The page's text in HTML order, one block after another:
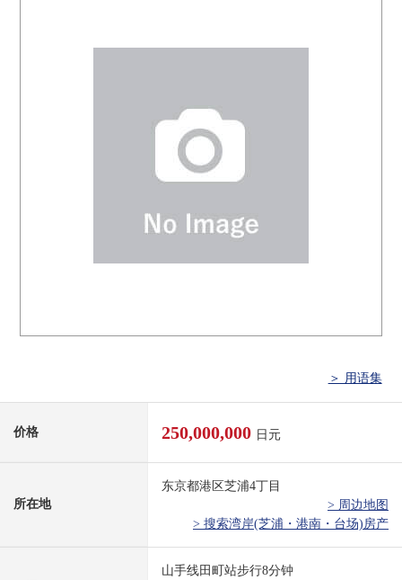
＞ 用语集
价格 250,000,000 日元
所在地
东京都港区芝浦4丁目
> 周边地图
> 搜索湾岸(芝浦・港南・台场)房产
山手线田町站步行8分钟